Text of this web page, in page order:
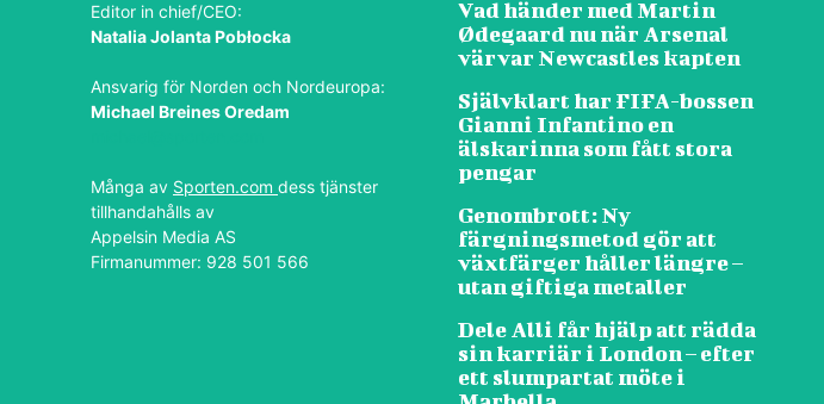
Editor in chief/CEO:
Natalia Jolanta Pobłocka
Ansvarig för Norden och Nordeuropa:
Michael Breines Oredam
Många av Sporten.com dess tjänster
tillhandahålls av
Appelsin Media AS
Firmanummer: 928 501 566
Vad händer med Martin
Ødegaard nu när Arsenal
värvar Newcastles kapten
Självklart har FIFA-bossen
Gianni Infantino en
älskarinna som fått stora
pengar
Genombrott: Ny
färgningsmetod gör att
växtfärger håller längre –
utan giftiga metaller
Dele Alli får hjälp att rädda
sin karriär i London – efter
ett slumpartat möte i